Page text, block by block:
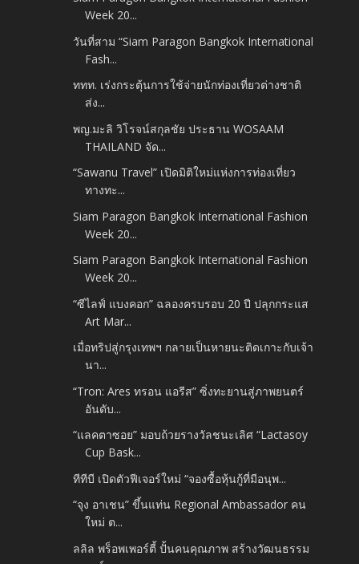
Week 20...
วันที่สาม “Siam Paragon Bangkok International
Fash...
ททท. เร่งกระตุ้นการใช้จ่ายนักท่องเที่ยวต่างชาติ
ส่ง...
พญ.มะลิ วิโรจน์สกุลชัย ประธาน WOSAAM
THAILAND จัด...
“Sawanu Travel” เปิดมิติใหม่แห่งการท่องเที่ยว
ทางทะ...
Siam Paragon Bangkok International Fashion
Week 20...
Siam Paragon Bangkok International Fashion
Week 20...
“ซีไลฟ์ แบงคอก” ฉลองครบรอบ 20 ปี ปลุกกระแส
Art Mar...
เมื่อทริปสู่กรุงเทพฯ กลายเป็นหายนะติดเกาะกับเจ้า
นา...
“Tron: Ares ทรอน แอรีส” ซิ่งทะยานสู่ภาพยนตร์
อันดับ...
“แลคตาซอย” มอบถ้วยรางวัลชนะเลิศ “Lactasoy
Cup Bask...
ทีทีบี เปิดตัวฟีเจอร์ใหม่ “จองซื้อหุ้นกู้ที่มีอนุพ...
“จุง อาเชน” ขึ้นแท่น Regional Ambassador คน
ใหม่ ต...
ลลิล พร็อพเพอร์ตี้ ปั้นคนคุณภาพ สร้างวัฒนธรรม